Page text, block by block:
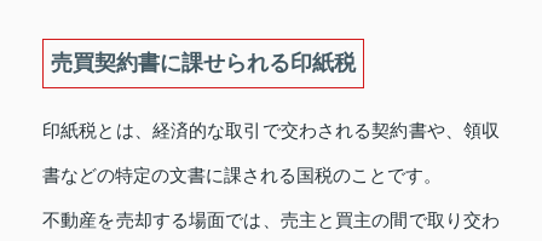
売買契約書に課せられる印紙税
印紙税とは、経済的な取引で交わされる契約書や、領収
書などの特定の文書に課される国税のことです。
不動産を売却する場面では、売主と買主の間で取り交わ